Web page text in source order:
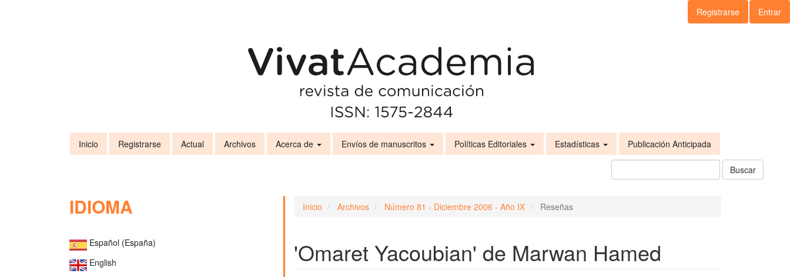
Registrarse Entrar
Inicio Registrarse Actual Archivos Acerca de Envíos de manuscritos Políticas Editoriales Estadísticas Publicación Anticipada
Buscar
Inicio Archivos Número 81 - Diciembre 2006 - Año IX Reseñas
'Omaret Yacoubian' de Marwan Hamed
IDIOMA
Español (España)
English